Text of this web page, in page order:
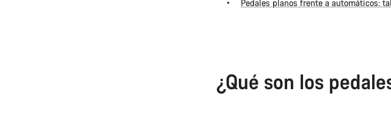
Pedales planos frente a automáticos:
¿Qué son los